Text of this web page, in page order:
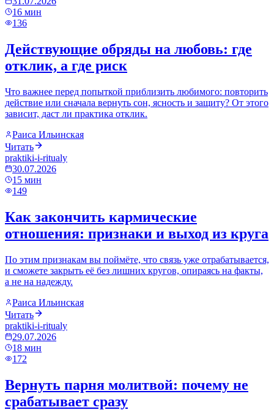
16 мин
136
Действующие обряды на любовь: где
отклик, а где риск
Что важнее перед попыткой приблизить любимого: повторить
действие или сначала вернуть сон, ясность и защиту? От этого
зависит, даст ли практика отклик.
Раиса Ильинская
Читать
praktiki-i-ritualy
30.07.2026
15 мин
149
Как закончить кармические
отношения: признаки и выход из круга
По этим признакам вы поймёте, что связь уже отрабатывается,
и сможете закрыть её без лишних кругов, опираясь на факты,
а не на надежду.
Раиса Ильинская
Читать
praktiki-i-ritualy
29.07.2026
18 мин
172
Вернуть парня молитвой: почему не
срабатывает сразу